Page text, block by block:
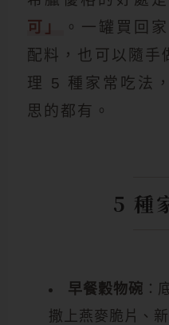
可」
。一罐買回
配料，也可以隨手
理 5 種家常吃法
思的都有。
5 種
早餐穀物碗 ：
撒上燕麥脆片、